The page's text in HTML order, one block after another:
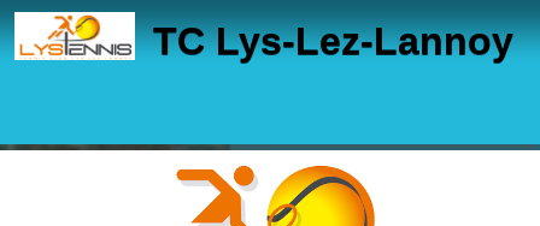
TC Lys-Lez-Lannoy
Panneau de gestion des cookies